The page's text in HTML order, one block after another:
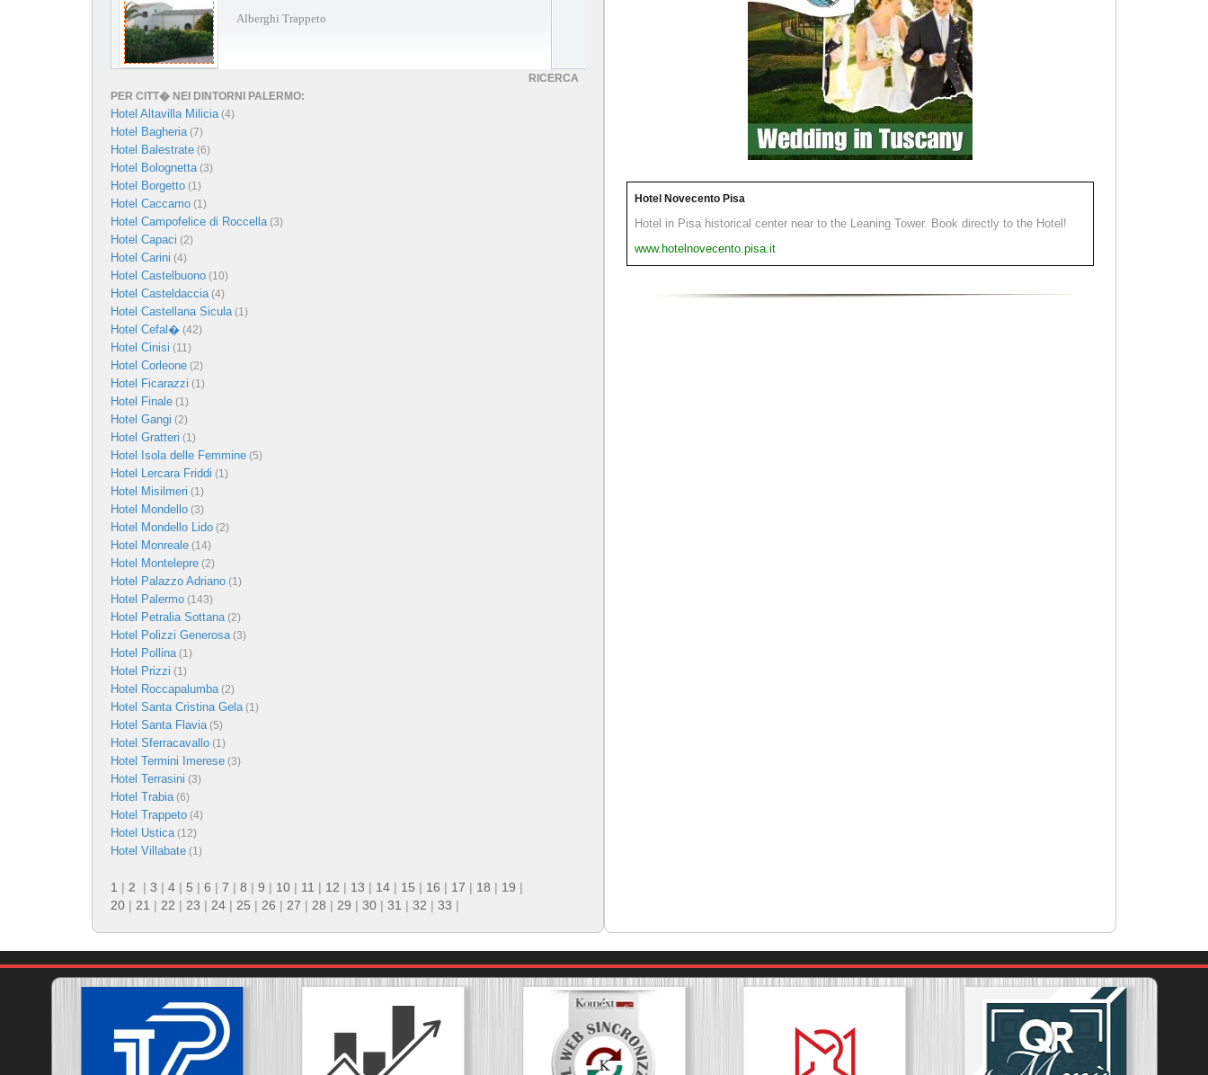
Alberghi Trappeto
RICERCA
PER CITT� NEI DINTORNI PALERMO:
Hotel Altavilla Milicia(4)
Hotel Bagheria(7)
Hotel Balestrate (6)
Hotel Bolognetta(3)
Hotel Borgetto (1)
Hotel Caccamo (1)
Hotel Campofelice di Roccella(3)
Hotel Capaci (2)
Hotel Carini (4)
Hotel Castelbuono (10)
Hotel Casteldaccia(4)
Hotel Castellana Sicula(1)
Hotel Cefal� (42)
Hotel Cinisi (11)
Hotel Corleone (2)
Hotel Ficarazzi (1)
Hotel Finale (1)
Hotel Gangi (2)
Hotel Gratteri (1)
Hotel Isola delle Femmine (5)
Hotel Lercara Friddi (1)
Hotel Misilmeri (1)
Hotel Mondello (3)
Hotel Mondello Lido (2)
Hotel Monreale (14)
Hotel Montelepre (2)
Hotel Palazzo Adriano (1)
Hotel Palermo (143)
Hotel Petralia Sottana(2)
Hotel Polizzi Generosa(3)
Hotel Pollina(1)
Hotel Prizzi (1)
Hotel Roccapalumba(2)
Hotel Santa Cristina Gela(1)
Hotel Santa Flavia(5)
Hotel Sferracavallo (1)
Hotel Termini Imerese (3)
Hotel Terrasini (3)
Hotel Trabia(6)
Hotel Trappeto (4)
Hotel Ustica(12)
Hotel Villabate (1)
1 | 2 | 3 | 4 | 5 | 6 | 7 | 8 | 9 | 10 | 11 | 12 | 13 | 14 | 15 | 16 | 17 | 18 | 19 |
20 | 21 | 22 | 23 | 24 | 25 | 26 | 27 | 28 | 29 | 30 | 31 | 32 | 33 |
Hotel Novecento Pisa
Hotel in Pisa historical center near to the Leaning Tower. Book directly to the Hotel!
www.hotelnovecento.pisa.it